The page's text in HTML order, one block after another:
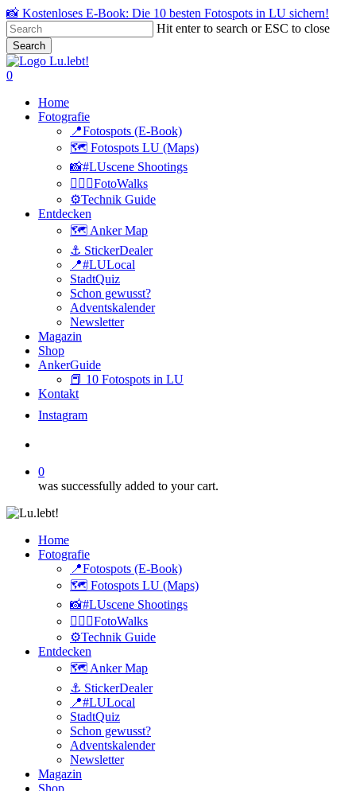
Skip
to
main
content
📸 Kostenloses E-Book: Die 10 besten Fotospots in LU sichern!
Hit enter to search or ESC to close
Search
Close
Search
search
0
Home
Fotografie
📍Fotospots (E-Book)
🗺️ Fotospots LU (Maps)
📸#LUscene Shootings
🚶🏻‍♂️FotoWalks
⚙️Technik Guide
Entdecken
🗺️ Anker Map
⚓️ StickerDealer
📍#LULocal
StadtQuiz
Schon gewusst?
Adventskalender
Newsletter
Magazin
Shop
AnkerGuide
📕 10 Fotospots in LU
Kontakt
Instagram
0
was successfully added to your cart.
Home
Fotografie
📍Fotospots (E-Book)
🗺️ Fotospots LU (Maps)
📸#LUscene Shootings
🚶🏻‍♂️FotoWalks
⚙️Technik Guide
Entdecken
🗺️ Anker Map
⚓️ StickerDealer
📍#LULocal
StadtQuiz
Schon gewusst?
Adventskalender
Newsletter
Magazin
Shop